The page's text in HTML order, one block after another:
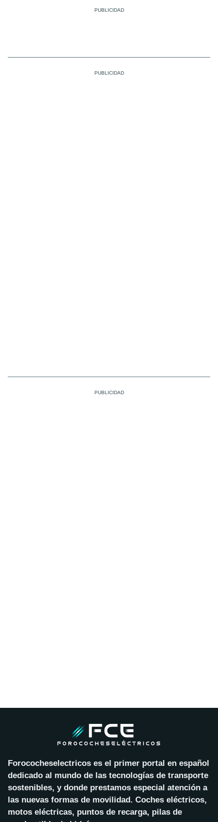
Forococheselectricos es el primer portal en español
dedicado al mundo de las tecnologías de transporte
sostenibles, y donde prestamos especial atención a
las nuevas formas de movilidad. Coches eléctricos,
motos eléctricas, puntos de recarga, pilas de